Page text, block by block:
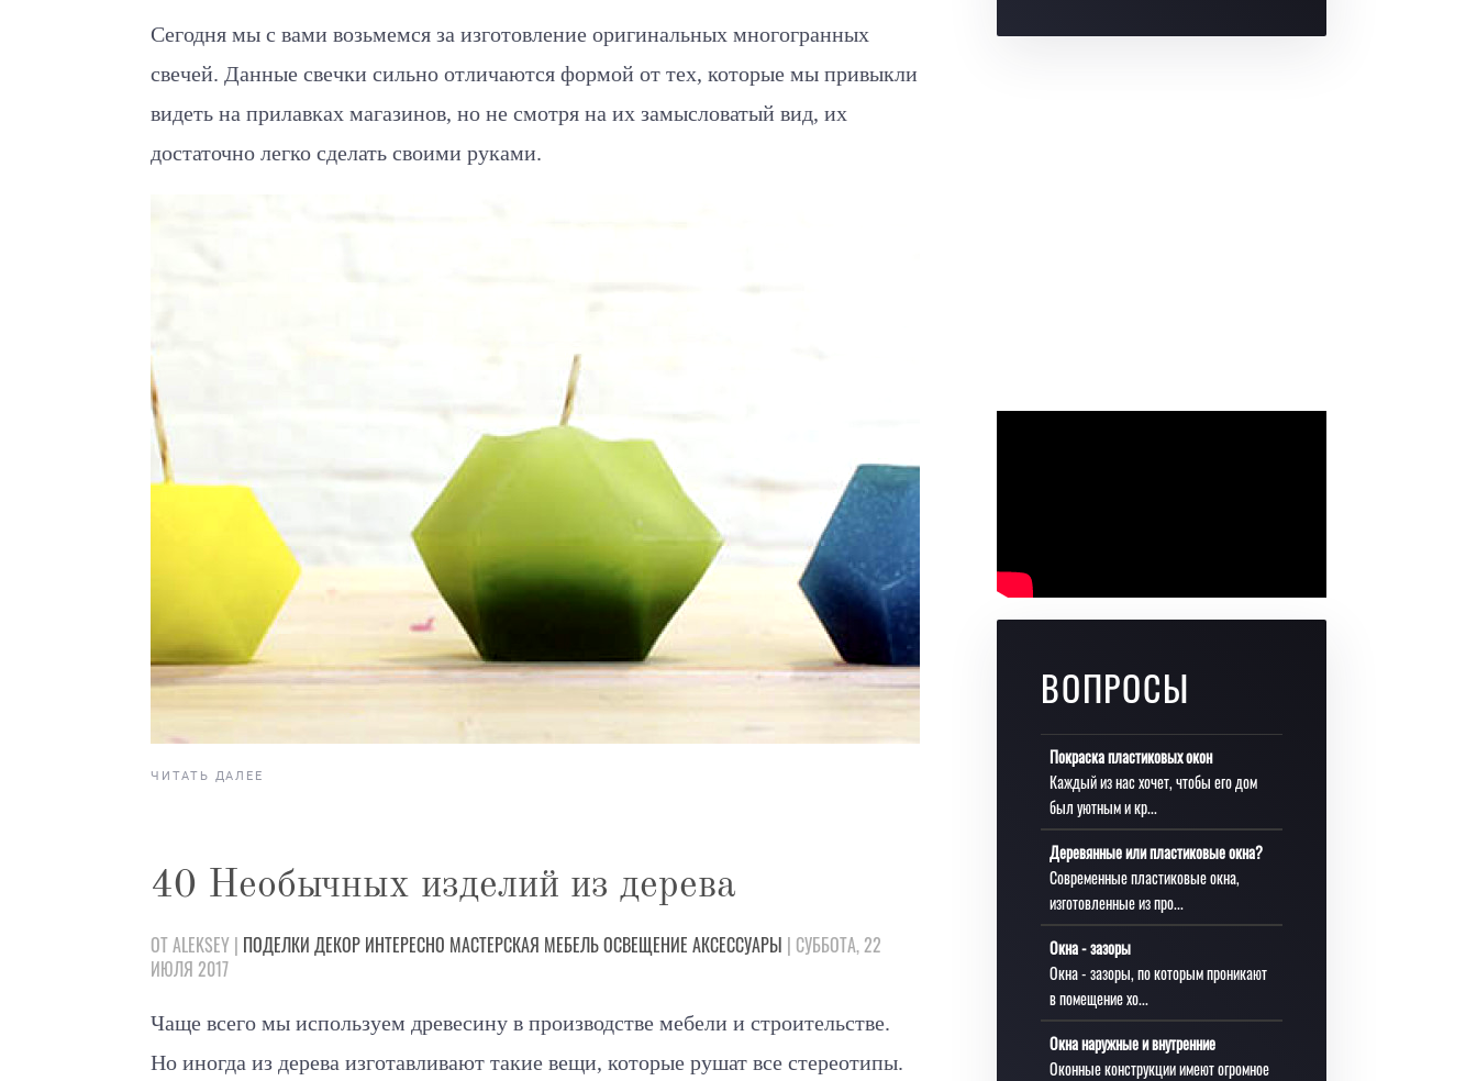
Сегодня мы с вами возьмемся за изготовление оригинальных многогранных
свечей. Данные свечки сильно отличаются формой от тех, которые мы привыкли
видеть на прилавках магазинов, но не смотря на их замысловатый вид, их
достаточно легко сделать своими руками.
ЧИТАТЬ ДАЛЕЕ
40 Необычных изделий из дерева
ОТ ALEKSEY | ПОДЕЛКИ ДЕКОР ИНТЕРЕСНО МАСТЕРСКАЯ МЕБЕЛЬОСВЕЩЕНИЕ АКСЕССУАРЫ | СУББОТА, 22
ИЮЛЯ 2017
Чаще всего мы используем древесину в производстве мебели и строительстве.
Но иногда из дерева изготавливают такие вещи, которые рушат все стереотипы.
ВОПРОСЫ
Покраска пластиковых окон
Каждый из нас хочет, чтобы его дом
был уютным и кр...
Деревянные или пластиковые окна?
Современные пластиковые окна,
изготовленные из про...
Окна - зазоры
Окна - зазоры, по которым проникают
в помещение хо...
Окна наружные и внутренние
Оконные конструкции имеют огромное